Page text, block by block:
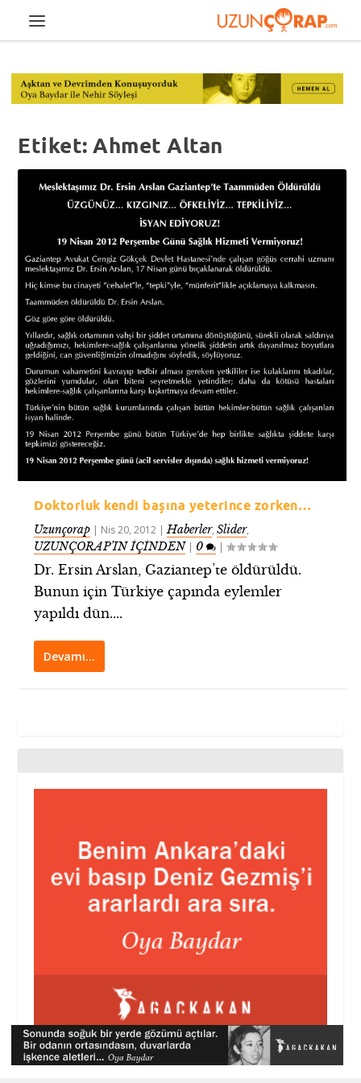
Etiket:Ahmet Altan
Doktorluk kendi başına yeterince zorken…
Uzunçorap | Nis 20, 2012 |Haberler,Slider,
UZUNÇORAP’IN İÇİNDEN| 0 |
Dr. Ersin Arslan, Gaziantep’te öldürüldü.
Bunun için Türkiye çapında eylemler
yapıldı dün....
Devamı…